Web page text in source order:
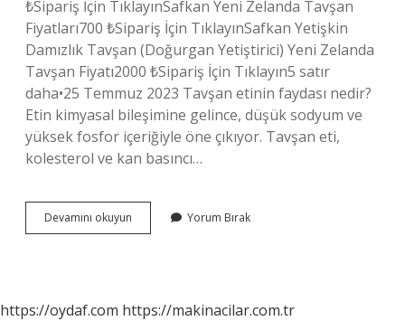
₺Sipariş İçin TıklayınSafkan Yeni Zelanda Tavşan
Fiyatları700 ₺Sipariş İçin TıklayınSafkan Yetişkin
Damızlık Tavşan (Doğurgan Yetiştirici) Yeni Zelanda
Tavşan Fiyatı2000 ₺Sipariş İçin Tıklayın5 satır
daha•25 Temmuz 2023 Tavşan etinin faydası nedir?
Etin kimyasal bileşimine gelince, düşük sodyum ve
yüksek fosfor içeriğiyle öne çıkıyor. Tavşan eti,
kolesterol ve kan basıncı…
Devamını okuyun
Çiftliği
Yorum Bırak
https://oydaf.com https://makinacilar.com.tr